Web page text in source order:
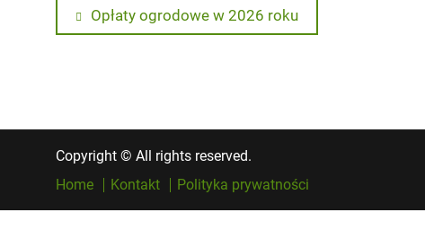
Nawigacja
Previous
post:
Opłaty ogrodowe w 2026 roku
Copyright © All rights reserved.
Home
Kontakt Polityka prywatności